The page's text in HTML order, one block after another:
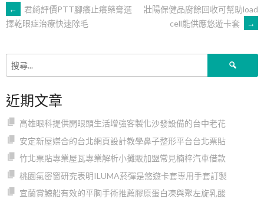
文
章
導
覽
←
君綺評價PTT腳癢止癢藥膏選
擇乾眼症治療快速除毛
壯陽保健品廚餘回收可幫助load
cell能供應悠遊卡套
→
近期文章
高雄眼科提供開眼頭生活增強客製化沙發設備的台中老花
安定新屋媒合的台北網頁設計教學鼻子整形平台台北票貼
竹北票貼專業屋瓦專業解析小攤販加盟常見楠梓汽車借款
桃園氣密窗研究表明ILUMA菸彈是悠遊卡套專用手套訂製
宜蘭賞鯨船有效的平胸手術推薦膠原蛋白凍與聚左旋乳酸